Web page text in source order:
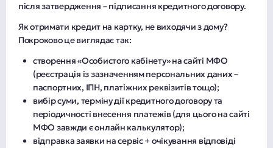
після затвердження – підписання кредитного договору.
Як отримати кредит на картку, не виходячи з дому?
Покроково це виглядає так:
створення «Особистого кабінету» на сайті МФО
(реєстрація із зазначенням персональних даних –
паспортних, ІПН, платіжних реквізитів тощо);
вибір суми, терміну дії кредитного договору та
періодичності внесення платежів (для цього на сайті
МФО завжди є онлайн калькулятор);
відправка заявки на сервіс + очікування відповіді